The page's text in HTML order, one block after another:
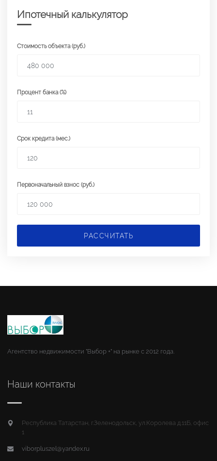
Ипотечный калькулятор
Стоимость объекта (руб.)
Процент банка (%)
Срок кредита (мес.)
Первоначальный взнос (руб.)
РАССЧИТАТЬ
Агентство недвижимости "Выбор +" на рынке с 2012 года.
Наши контакты
Республика Татарстан, г.Зеленодольск, ул.Королева д.11Б, офис
1
viborpluszel@yandex.ru